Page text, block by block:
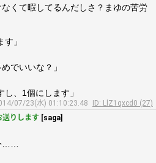
くて暇してるんだしさ？まゆの苦労
」
でいいな？」
、1個にします」
07/23(水) 01:10:23.48
ID: LlZ1qxcd0 (27)
送りします [saga]
……